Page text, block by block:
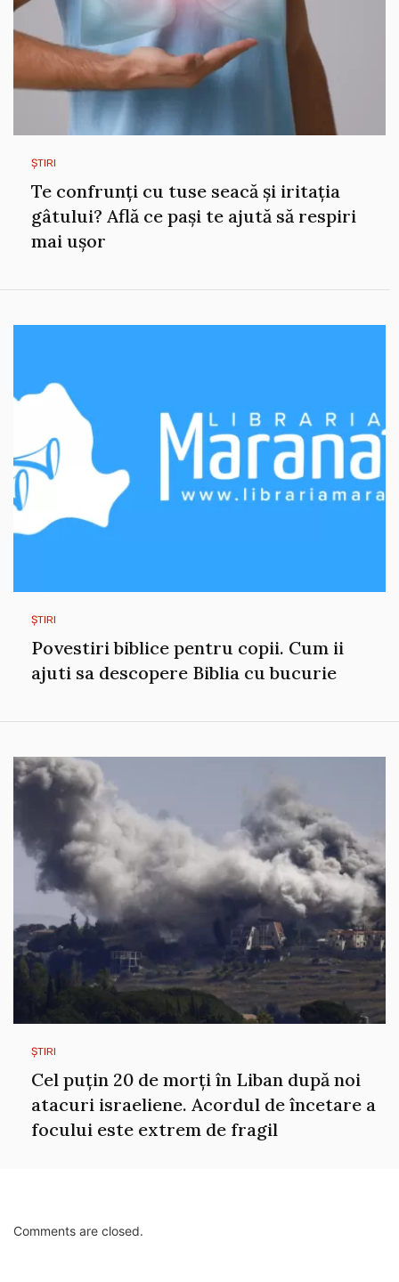
ȘTIRI
Te confrunți cu tuse seacă și iritația
gâtului? Află ce pași te ajută să respiri
mai ușor
ȘTIRI
Povestiri biblice pentru copii. Cum ii
ajuti sa descopere Biblia cu bucurie
ȘTIRI
Cel puțin 20 de morți în Liban după noi
atacuri israeliene. Acordul de încetare a
focului este extrem de fragil
Comments are closed.